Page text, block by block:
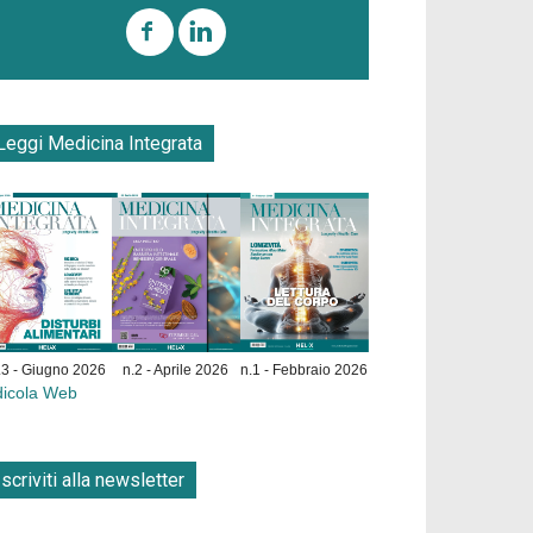
Medicina Integrata
- Giugno 2026 n.2 - Aprile 2026 n.1 - Febbraio 2026
Web
alla newsletter